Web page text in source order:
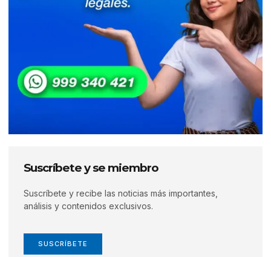
Suscríbete y se miembro
Suscríbete y recibe las noticias más importantes,
análisis y contenidos exclusivos.
SUSCRÍBETE